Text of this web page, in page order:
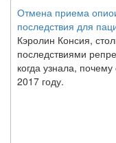
Отмена приема
последствия для
Кэролин Консия,
последствиями
когда узнала,
2017 году.